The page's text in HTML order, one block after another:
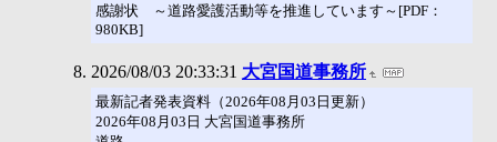
感謝状 ～道路愛護活動等を推進しています～[PDF：
980KB]
2026/08/03 20:33:31 大宮国道事務所
最新記者発表資料（2026年08月03日更新）
2026年08月03日 大宮国道事務所